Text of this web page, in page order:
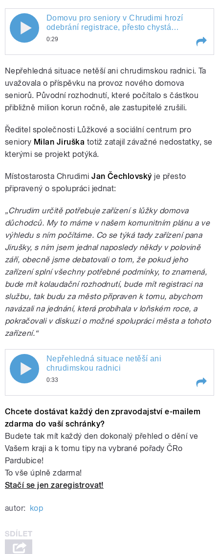
pause
Domovu pro seniory v Chrudimi hrozí
odebrání registrace, přesto chystá
kolaudaci
0:29
Nepřehledná situace netěší ani chrudimskou radnici. Ta
uvažovala o příspěvku na provoz nového domova
seniorů. Původní rozhodnutí, které počítalo s částkou
přibližně milion korun ročně, ale zastupitelé zrušili.
Ředitel společnosti Lůžkové a sociální centrum pro
seniory Milan Jiruška totiž zatajil závažné nedostatky, se
kterými se projekt potýká.
Místostarosta ChrudimiJan Čechlovskýje přesto
připravený o spolupráci jednat:
„Chrudim určitě potřebuje zařízení s lůžky domova
důchodců. My to máme v našem komunitním plánu a ve
výhledu s ním počítáme. Co se týká tady zařízení pana
Jirušky, s ním jsem jednal naposledy někdy v polovině
září, obecně jsme debatovali o tom, že pokud jeho
zařízení splní všechny potřebné podmínky, to znamená,
bude mít kolaudační rozhodnutí, bude mít registraci na
službu, tak budu za město připraven k tomu, abychom
navázali na jednání, která probíhala v loňském roce, a
pokračovali v diskuzi o možné spolupráci města a tohoto
zařízení.“
Nepřehledná situace netěší ani
chrudimskou radnici
0:33
Chcete dostávat každý den zpravodajství e-mailem
zdarma do vaší schránky?
Budete tak mít každý den dokonalý přehled o dění ve
Vašem kraji a k tomu tipy na vybrané pořady ČRo
Pardubice!
To vše úplně zdarma!
Stačí se jen zaregistrovat!
autor: kop